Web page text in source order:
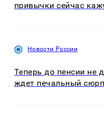
привычки сейчас
Новости России
Теперь до пенсии не
ждет печальный